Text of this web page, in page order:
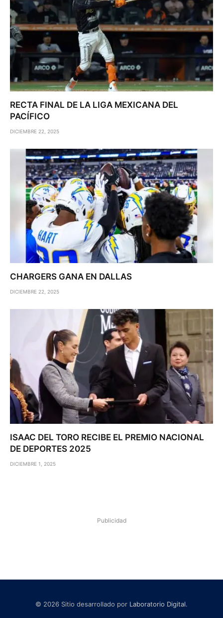
RECTA FINAL DE LA LIGA MEXICANA DEL
PACÍFICO
DICIEMBRE 22, 2025
CHARGERS GANA EN DALLAS
DICIEMBRE 22, 2025
ISAAC DEL TORO RECIBE EL PREMIO NACIONAL
DE DEPORTES 2025
DICIEMBRE 1, 2025
Publicidad
© 2026 Sitio desarrollado por Laboratorio Digital.